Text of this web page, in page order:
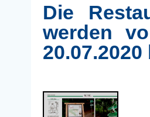
Die
werden